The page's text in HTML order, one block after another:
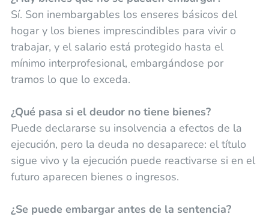
Sí. Son inembargables los enseres básicos del
hogar y los bienes imprescindibles para vivir o
trabajar, y el salario está protegido hasta el
mínimo interprofesional, embargándose por
tramos lo que lo exceda.
¿Qué pasa si el deudor no tiene bienes?
Puede declararse su insolvencia a efectos de la
ejecución, pero la deuda no desaparece: el título
sigue vivo y la ejecución puede reactivarse si en el
futuro aparecen bienes o ingresos.
¿Se puede embargar antes de la sentencia?